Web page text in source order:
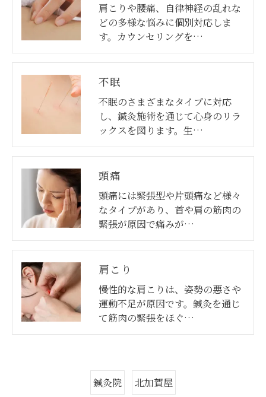
肩こりや腰痛、自律神経の乱れな
どの多様な悩みに個別対応しま
す。カウンセリングを…
不眠
不眠のさまざまなタイプに対応
し、鍼灸施術を通じて心身のリラ
ックスを図ります。生…
頭痛
頭痛には緊張型や片頭痛など様々
なタイプがあり、首や肩の筋肉の
緊張が原因で痛みが…
肩こり
慢性的な肩こりは、姿勢の悪さや
運動不足が原因です。鍼灸を通じ
て筋肉の緊張をほぐ…
鍼灸院 北加賀屋